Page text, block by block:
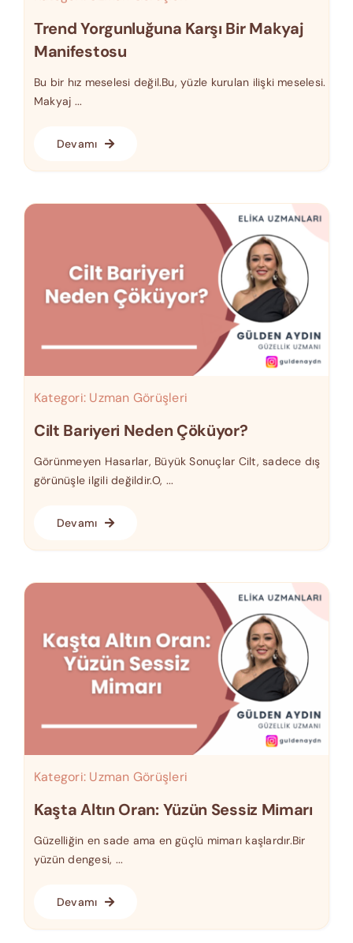
Trend Yorgunluğuna Karşı Bir Makyaj
Manifestosu
Bu bir hız meselesi değil.Bu, yüzle kurulan ilişki meselesi.
Makyaj ...
Devamı
Kategori: Uzman Görüşleri
Cilt Bariyeri Neden Çöküyor?
Görünmeyen Hasarlar, Büyük Sonuçlar Cilt, sadece dış
görünüşle ilgili değildir.O, ...
Devamı
Kategori: Uzman Görüşleri
Kaşta Altın Oran: Yüzün Sessiz Mimarı
Güzelliğin en sade ama en güçlü mimarı kaşlardır.Bir
yüzün dengesi, ...
Devamı